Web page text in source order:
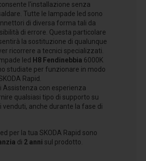
l'installazione senza
Tutte le lampade led sono
di diversa forma tali da
di errore. Questa particolare
la sostituzione di qualunque
ricorrere a tecnici specializzati.
led H8 Fendinebbia 6000K
studiate per funzionare in modo
Rapid.
Assistenza con esperienza
qualsiasi tipo di supporto su
venduti, anche durante la fase di
per la tua SKODA Rapid sono
di 2 anni sul prodotto.